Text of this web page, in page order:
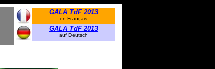
GALA TdF 2013
en Français
GALA TdF 2013
auf Deutsch